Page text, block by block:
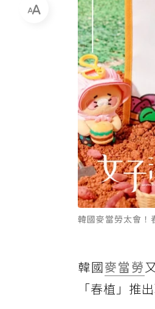
韓國麥當勞太會
韓國麥當勞
「春植」推